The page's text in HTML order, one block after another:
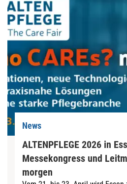
News
ALTENPFLEGE 2026 in
Messekongress und
morgen